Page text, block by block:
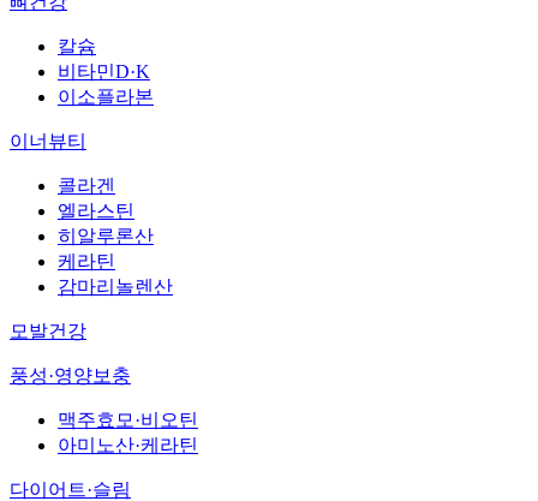
칼슘
비타민D·K
이소플라본
이너뷰티
콜라겐
엘라스틴
히알루론산
케라틴
감마리놀렌산
모발건강
풍성·영양보충
맥주효모·비오틴
아미노산·케라틴
다이어트·슬림